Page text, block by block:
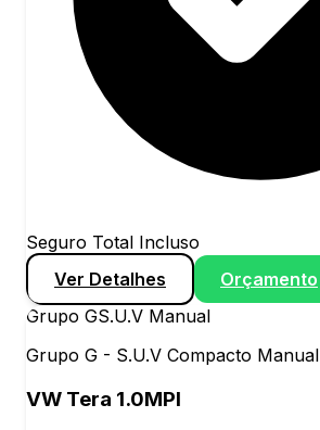
Seguro Total Incluso
Ver Detalhes
Orçamento
Grupo GS.U.V Manual
Grupo G - S.U.V Compacto Manual
VW Tera 1.0MPI